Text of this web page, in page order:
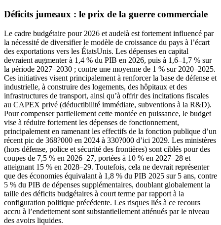
Déficits jumeaux : le prix de la guerre commerciale
Le cadre budgétaire pour 2026 et audelà est fortement influencé par
la nécessité de diversifier le modèle de croissance du pays à l’écart
des exportations vers les ÉtatsUnis. Les dépenses en capital
devraient augmenter à 1,4 % du PIB en 2026, puis à 1,6–1,7 % sur
la période 2027–2030 ; contre une moyenne de 1 % sur 2020–2025.
Ces initiatives visent principalement à renforcer la base de défense et
industrielle, à construire des logements, des hôpitaux et des
infrastructures de transport, ainsi qu’à offrir des incitations fiscales
au CAPEX privé (déductibilité immédiate, subventions à la R&D).
Pour compenser partiellement cette montée en puissance, le budget
vise à réduire fortement les dépenses de fonctionnement,
principalement en ramenant les effectifs de la fonction publique d’un
récent pic de 368?000 en 2024 à 330?000 d’ici 2029. Les ministères
(hors défense, police et sécurité des frontières) sont ciblés pour des
coupes de 7,5 % en 2026–27, portées à 10 % en 2027–28 et
atteignant 15 % en 2028–29. Toutefois, cela ne devrait représenter
que des économies équivalant à 1,8 % du PIB 2025 sur 5 ans, contre
5 % du PIB de dépenses supplémentaires, doublant globalement la
taille des déficits budgétaires à court terme par rapport à la
configuration politique précédente. Les risques liés à ce recours
accru à l’endettement sont substantiellement atténués par le niveau
des avoirs liquides.